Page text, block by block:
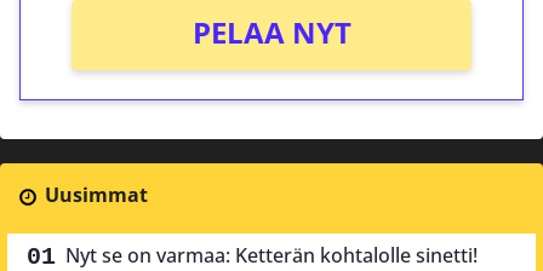
PELAA NYT
Uusimmat
Nyt se on varmaa: Ketterän kohtalolle sinetti!